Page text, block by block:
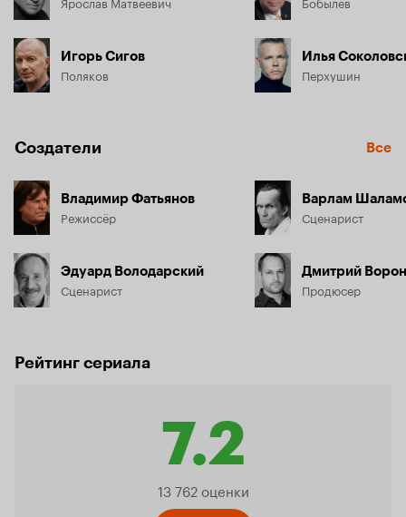
Игорь Сигов
Поляков
Илья
Перхушин
Создатели Все
Владимир Фатьянов
Режиссёр
Эдуард Володарский
Сценарист
Варлам
Сценарист
Дмитрий
Продюсер
Рейтинг сериала
7.2
Рейтинг
13 762 оценки